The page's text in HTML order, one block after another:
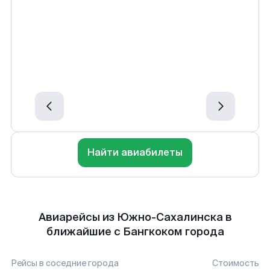
Найти авиабилеты
Авиарейсы из Южно-Сахалинска в
ближайшие с Бангкоком города
Рейсы в соседние города Стоимость